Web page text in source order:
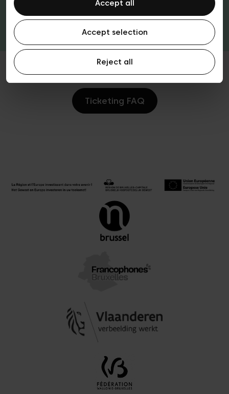
Accept all
Accept selection
Reject all
Tickets & passen
Ticketing FAQ